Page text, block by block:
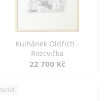
Kulhánek Oldřich -
Rozcvička
22 700 Kč
NOVÉ